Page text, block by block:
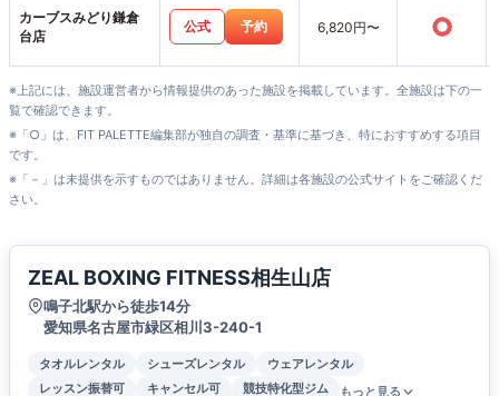
カーブスみどり鎌倉
台店
公式 予約 6,820円〜 ○
※上記には、施設運営者から情報提供のあった施設を掲載しています。全施設は下の一
覧で確認できます。
※「○」は、FIT PALETTE編集部が独自の調査・基準に基づき、特におすすめする項目
です。
※「－」は未提供を示すものではありません。詳細は各施設の公式サイトをご確認くだ
さい。
ZEAL BOXING FITNESS相生山店
鳴子北駅から徒歩14分
愛知県名古屋市緑区相川3-240-1
タオルレンタル シューズレンタル
ウェアレンタル
レッスン振替可
キャンセル可 競技特化型ジム もっと見る